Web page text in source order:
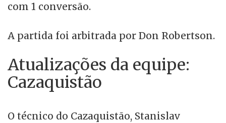
com 1 conversão.
A partida foi arbitrada por Don Robertson.
Atualizações da equipe:
Cazaquistão
O técnico do Cazaquistão, Stanislav